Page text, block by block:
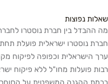
שאלות נפוצות
מה ההבדל בין חברת נוסטרו
חברת נוסטרו ישראלית פועלת
ערך הישראלית וכפופה לפיקוח
רבות פועלות מחו"ל ללא פיקוח